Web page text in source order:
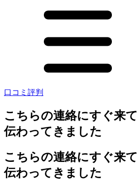
口コミ評判
こちらの連絡にすぐ来
伝わってきました
こちらの連絡にすぐ来
伝わってきました